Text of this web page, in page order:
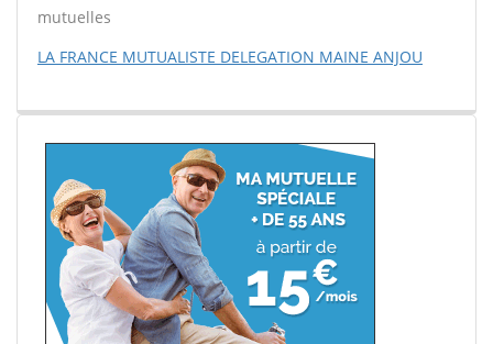
mutuelles
LA FRANCE MUTUALISTE DELEGATION MAINE ANJOU